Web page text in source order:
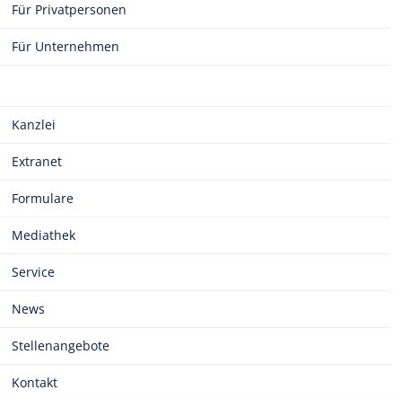
Für Privatpersonen
Für Unternehmen
Kanzlei
Extranet
Formulare
Mediathek
Service
News
Stellenangebote
Kontakt